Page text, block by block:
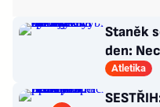
Staněk
den:
nám
Atletika